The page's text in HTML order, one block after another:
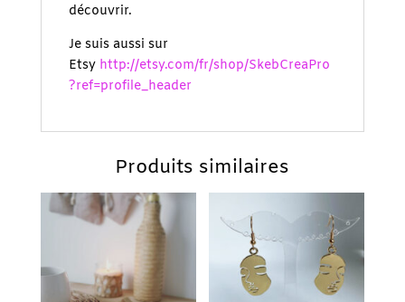
découvrir.
Je suis aussi sur
Etsy http://etsy.com/fr/shop/SkebCreaPro
?ref=profile_header
Produits similaires